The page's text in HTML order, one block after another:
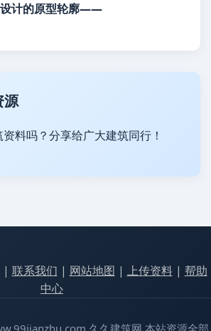
计的原型轮廓——
源
料吗？分享给广大建筑同行！
| 联系我们 | 网站地图 | 上传资料| 帮助
中心
久久建筑网 本站资源全部